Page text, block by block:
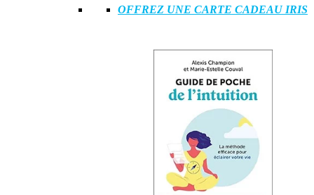
OFFREZ UNE CARTE CADEAU IRIS